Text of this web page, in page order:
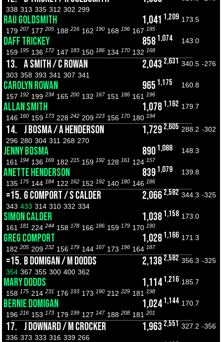
338 313 335 312 302 299
RAU GOLDSMITH 1,041 1,209 173.5
179 207 177 205 188 216 162 190 168 196 167 195
DAFF TRICKEY 858 1,074
143.0
159 195 136 172 147 183 150 186 134 170 132 168
13. A SMITH / C ROWAN 2,043 2,631 340.5 -276
303 358 393 341 307 341
CAROLYN ROWAN 965 1,175
160.8
157 192 199 234 165 200 132 167 151 186 161 196
ALLAN SMITH 1,078 1,162 179.7
146 160 159 173 228 242 209 223 156 170 180 194
14. J BOSMA / A HENDERSON 1,7292,605 288.2 -302
296 280 304 311 268 270
JENNY BOSMA 890 1,088
148.3
161
194 136 169 182 215 159 192 128 161 124 157
ANETTE HENDERSON 839 1,079
139.8
135 175 144 184 122 162 152 192 140 180 146 186
=15. G COMPORT / S CALDER 2,0662,582 344.3 -325
343 433 314 310 332 334
SIMON CALDER 1,038 1,158 173.0
161
181 224 244 158 178 166 186 159 179 170 190
GREG COMPORT 1,028 1,166 171.3
182 205 209 232 156 179 144 167 173 196 164 187
=15. B DOMIGAN / M DODDS 2,1382,582 356.3 -325
354 367 355 300 400 362
MARY DODDS 1,114 1,216 185.7
158 175 214 231 176 193 173 190 212 229 181 198
BERNIE DOMIGAN 1,024 1,144 170.7
196 216 153 173 179 199 127 147 188 208 181 201
17. J DOWNARD / M CROCKER 1,963 2,551 327.2 -356
336 373 333 316 339 266